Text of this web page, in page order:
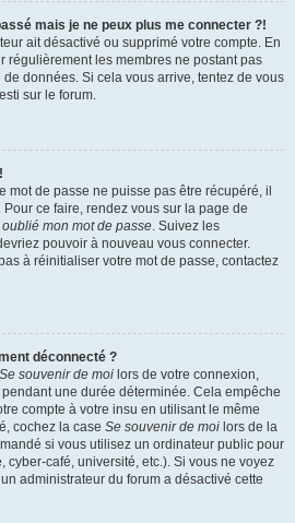
mais je ne peux plus me connecter ?!
ait désactivé ou supprimé votre compte. En
régulièrement les membres ne postant pas
données. Si cela vous arrive, tentez de vous
sur le forum.
mot de passe ne puisse pas être récupéré, il
ce faire, rendez vous sur la page de
oublié mon mot de passe. Suivez les
pouvoir à nouveau vous connecter.
à réinitialiser votre mot de passe, contactez
déconnecté ?
Se souvenir de moi lors de votre connexion,
une durée déterminée. Cela empêche
compte à votre insu en utilisant le même
cochez la case Se souvenir de moi lors de la
si vous utilisez un ordinateur public pour
cyber-café, université, etc.). Si vous ne voyez
administrateur du forum a désactivé cette